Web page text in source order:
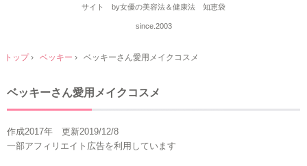
サイト by女優の美容法＆健康法 知恵袋
since.2003
トップ› ベッキー › ベッキーさん愛用メイクコスメ
ベッキーさん愛用メイクコスメ
作成2017年 更新2019/12/8
一部アフィリエイト広告を利用しています